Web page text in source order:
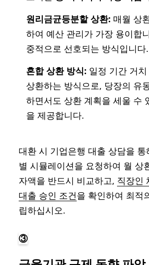
원리금균등분할 상환: 매월 상
하여 예산 관리가 가장 용이합
중적으로 선호되는 방식입니다.
혼합 상환 방식: 일정 기간 거
상환하는 방식으로, 당장의 유
하면서도 상환 계획을 세울 수
을 제공합니다.
대환 시 기업은행 대출 상담을 통
별 시뮬레이션을 요청하여 월 상
자액을 반드시 비교하고, 직장인
대출 승인 조건을 확인하여 최적
립하십시오.
③